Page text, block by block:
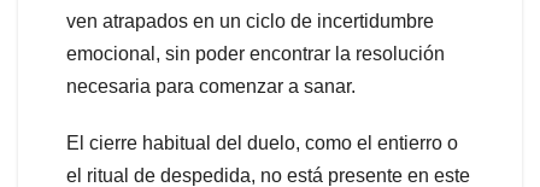
ven atrapados en un ciclo de incertidumbre
emocional, sin poder encontrar la resolución
necesaria para comenzar a sanar.
El cierre habitual del duelo, como el entierro o
el ritual de despedida, no está presente en este